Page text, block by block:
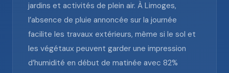
jardins et activités de plein air. À Limoges,
l’absence de pluie annoncée sur la journée
facilite les travaux extérieurs, même si le sol et
les végétaux peuvent garder une impression
d’humidité en début de matinée avec 82%